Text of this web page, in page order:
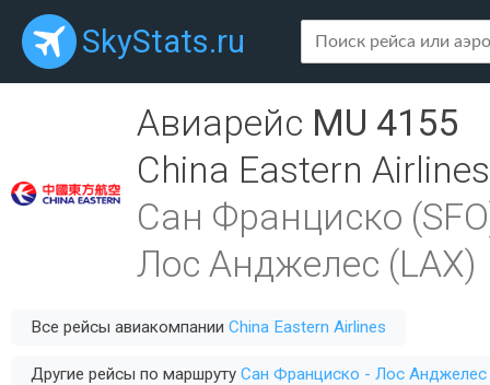
SkyStats.ru
Авиарейс MU 4155
China Eastern Airlines
Сан Франциско
Лос Анджелес (LAX)
Все рейсы авиакомпании China Eastern Airlines
Другие рейсы по маршруту Сан Франциско - Лос Анджелес